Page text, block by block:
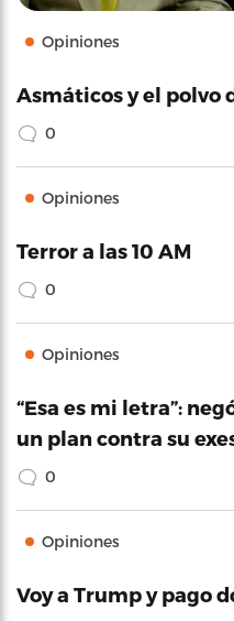
Opiniones
Asmáticos y el polvo
0
Opiniones
Terror a las 10 AM
0
Opiniones
“Esa es mi letra”:
un plan contra su
0
Opiniones
Voy a Trump y pago